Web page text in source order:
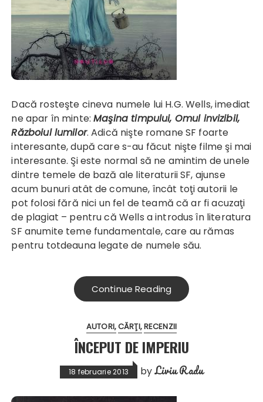
Dacă rosteşte cineva numele lui H.G. Wells, imediat
ne apar în minte:Maşina timpului, Omul invizibil,
Războiul lumilor. Adică nişte romane SF foarte
interesante, după care s-au făcut nişte filme şi mai
interesante. Şi este normal să ne amintim de unele
dintre temele de bază ale literaturii SF, ajunse
acum bunuri atât de comune, încât toţi autorii le
pot folosi fără nici un fel de teamă că ar fi acuzaţi
de plagiat – pentru că Wells a introdus în literatura
SF anumite teme fundamentale, care au rămas
pentru totdeauna legate de numele său.
Continue Reading
AUTORI CĂRŢI RECENZII
ÎNCEPUT DE IMPERIU
18 februarie 2013 byLiviu Radu